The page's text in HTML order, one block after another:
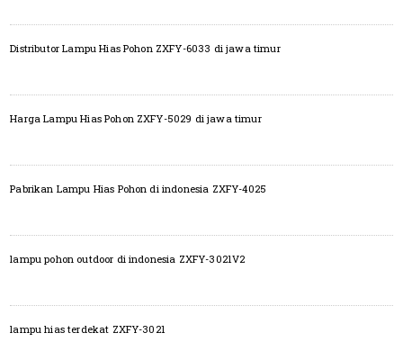
Distributor Lampu Hias Pohon ZXFY-6033 di jawa timur
Harga Lampu Hias Pohon ZXFY-5029 di jawa timur
Pabrikan Lampu Hias Pohon di indonesia ZXFY-4025
lampu pohon outdoor di indonesia ZXFY-3021V2
lampu hias terdekat ZXFY-3021